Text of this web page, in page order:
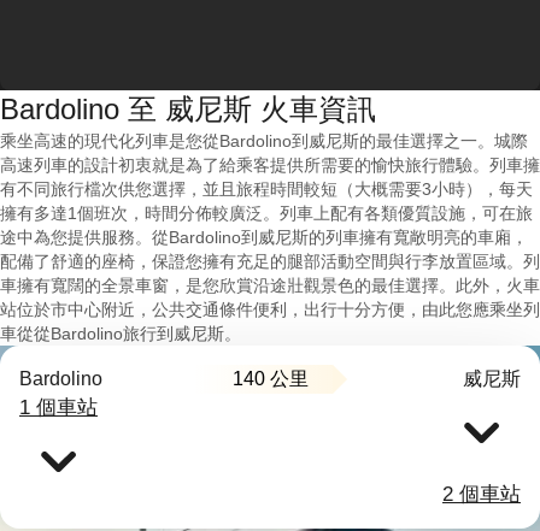
Bardolino 至 威尼斯 火車資訊
乘坐高速的現代化列車是您從Bardolino到威尼斯的最佳選擇之一。城際
高速列車的設計初衷就是為了給乘客提供所需要的愉快旅行體驗。列車擁
有不同旅行檔次供您選擇，並且旅程時間較短（大概需要3小時），每天
擁有多達1個班次，時間分佈較廣泛。列車上配有各類優質設施，可在旅
途中為您提供服務。從Bardolino到威尼斯的列車擁有寬敞明亮的車廂，
配備了舒適的座椅，保證您擁有充足的腿部活動空間與行李放置區域。列
車擁有寬闊的全景車窗，是您欣賞沿途壯觀景色的最佳選擇。此外，火車
站位於市中心附近，公共交通條件便利，出行十分方便，由此您應乘坐列
車從從Bardolino旅行到威尼斯。
Bardolino 140 公里 威尼斯
1 個車站
2 個車站